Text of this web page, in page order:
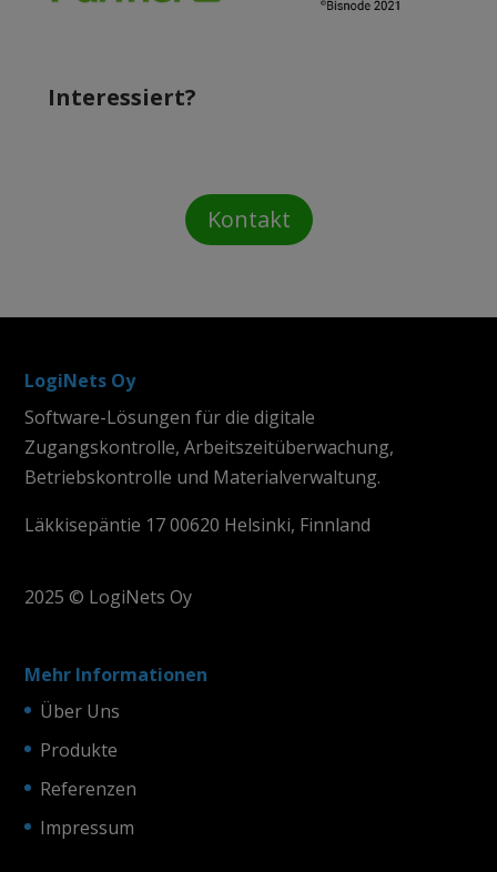
Interessiert?
Kontakt
LogiNets Oy
Software-Lösungen für die digitale
Zugangskontrolle, Arbeitszeitüberwachung,
Betriebskontrolle und Materialverwaltung.
Läkkisepäntie 17 00620 Helsinki, Finnland
2025 © LogiNets Oy
Mehr Informationen
Über Uns
Produkte
Referenzen
Impressum